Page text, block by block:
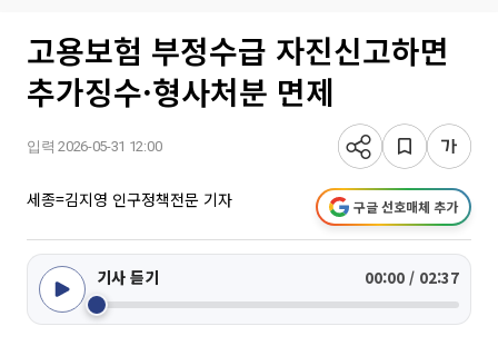
고용보험 부정수급 자진신고하면
추가징수·형사처분 면제
입력 2026-05-31 12:00
세종=김지영 인구정책전문 기자 구글 선호매체 추가
기사 듣기 00:00 / 02:37